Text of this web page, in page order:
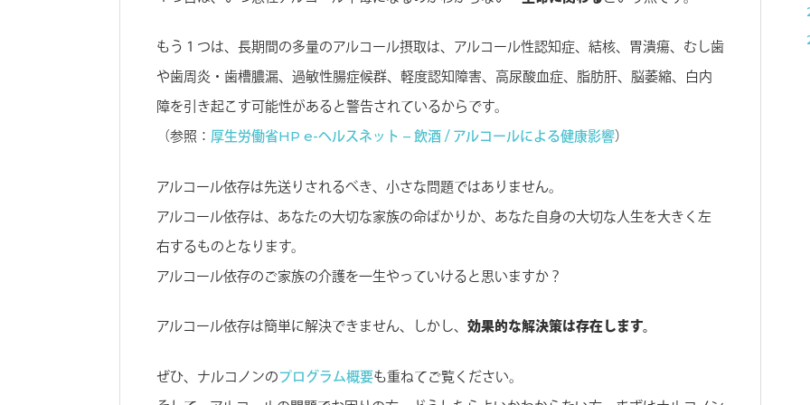
もう１つは、長期間の多量のアルコール摂取は、アルコール性認知症、結核、胃潰瘍、むし歯
や歯周炎・歯槽膿漏、過敏性腸症候群、軽度認知障害、高尿酸血症、脂肪肝、脳萎縮、白内
障を引き起こす可能性があると警告されているからです。
（参照： 厚生労働省HP e-ヘルスネット – 飲酒 / アルコールによる健康影響）
アルコール依存は先送りされるべき、小さな問題ではありません。
アルコール依存は、あなたの大切な家族の命ばかりか、あなた自身の大切な人生を大きく左
右するものとなります。
アルコール依存のご家族の介護を一生やっていけると思いますか？
アルコール依存は簡単に解決できません、しかし、 効果的な解決策は存在します。
ぜひ、ナルコノンのプログラム概要も重ねてご覧ください。